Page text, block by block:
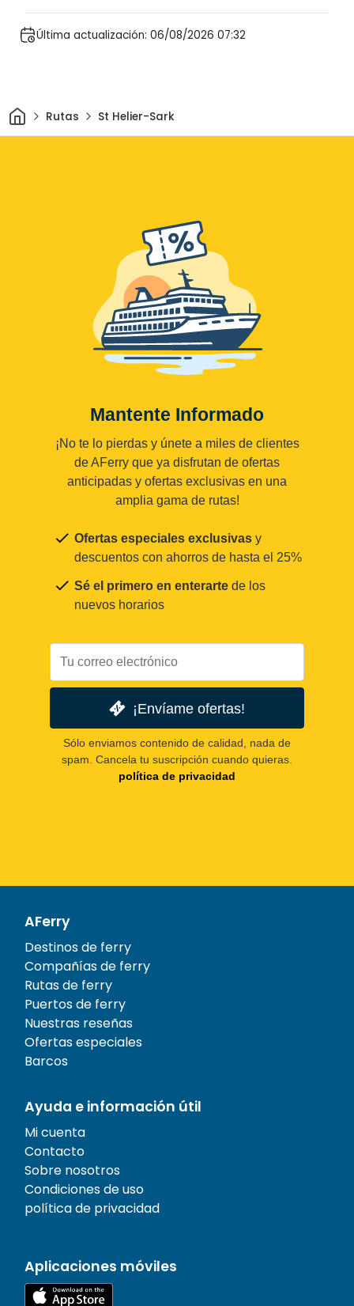
Última actualización: 06/08/2026 07:32
InicioRutas St Helier-Sark
Mantente Informado
¡No te lo pierdas y únete a miles de clientes
de AFerry que ya disfrutan de ofertas
anticipadas y ofertas exclusivas en una
amplia gama de rutas!
Ofertas especiales exclusivas y
descuentos con ahorros de hasta el 25%
Sé el primero en enterarte de los
nuevos horarios
¡Envíame ofertas!
Sólo enviamos contenido de calidad, nada de
spam. Cancela tu suscripción cuando quieras.
política de privacidad
AFerry
Destinos de ferry
Compañías de ferry
Rutas de ferry
Puertos de ferry
Nuestras reseñas
Ofertas especiales
Barcos
Ayuda e información útil
Mi cuenta
Contacto
Sobre nosotros
Condiciones de uso
política de privacidad
Aplicaciones móviles